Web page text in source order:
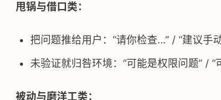
甩锅与借口类：
把问题推给用户：“请你检查…” / “建议手
未验证就归咎环境：“可能是权限问题” / “
被动与磨洋工类：